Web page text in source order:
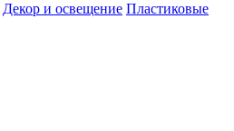
Декор и освещение Пластиковые